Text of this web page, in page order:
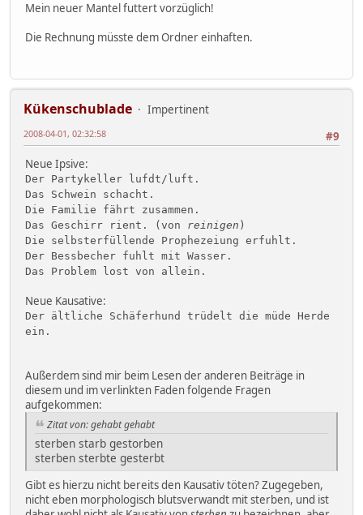
Mein neuer Mantel futtert vorzüglich!
Die Rechnung müsste dem Ordner einhaften.
Kükenschublade
Impertinent
#9
2008-04-01, 02:32:58
Neue Ipsive:
Der Partykeller lufdt/luft.
Das Schwein schacht.
Die Familie fährt zusammen.
Das Geschirr rient. (von reinigen )
Die selbsterfüllende Prophezeiung erfuhlt.
Der Bessbecher fuhlt mit Wasser.
Das Problem lost von allein.
Neue Kausative:
Der ältliche Schäferhund trüdelt die müde Herde
ein.
Außerdem sind mir beim Lesen der anderen Beiträge in
diesem und im verlinkten Faden folgende Fragen
aufgekommen:
Zitat von: gehabt gehabt
sterben starb gestorben
sterben sterbte gesterbt
Gibt es hierzu nicht bereits den Kausativ töten? Zugegeben,
nicht eben morphologisch blutsverwandt mit sterben, und ist